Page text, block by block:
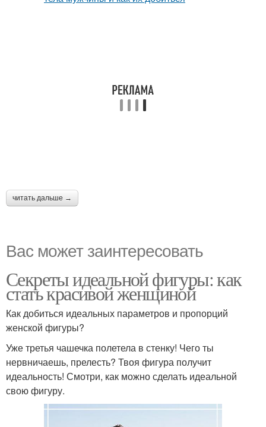
читать дальше →
Вас может заинтересовать
Секреты идеальной фигуры: как
стать красивой женщиной
Как добиться идеальных параметров и пропорций
женской фигуры?
Уже третья чашечка полетела в стенку! Чего ты
нервничаешь, прелесть? Твоя фигура получит
идеальность! Смотри, как можно сделать идеальной
свою фигуру.